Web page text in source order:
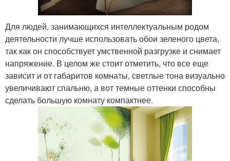
Для людей, занимающихся интеллектуальным родом
деятельности лучше использовать обои зеленого цвета,
так как он способствует умственной разгрузке и снимает
напряжение. В целом же стоит отметить, что все еще
зависит и от габаритов комнаты, светлые тона визуально
увеличивают спальню, а вот темные оттенки способны
сделать большую комнату компактнее.